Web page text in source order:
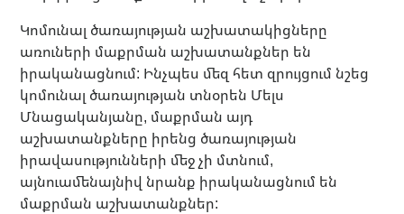
Կոմունալ ծառայության աշխատակիցները
առուների մաքրման աշխատանքներ են
իրականացնում: Ինչպես մեզ հետ զրույցում նշեց
կոմունալ ծառայության տնօրեն Մելս
Մնացականյանը, մաքրման այդ
աշխատանքները իրենց ծառայության
իրավասությունների մեջ չի մտնում,
այնուամենայնիվ նրանք իրականացնում են
մաքրման աշխատանքներ: